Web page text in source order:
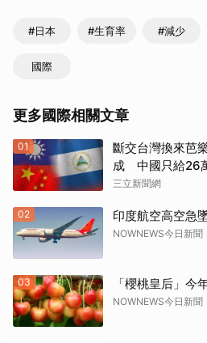
#日本 #生育率 #減少
國際
更多國際相關文章
01
斷交台灣換來芭
成 中國只給26
三立新聞網
02 印度航空高空急
NOWNEWS今日新聞
03 「櫻桃皇后」今
NOWNEWS今日新聞